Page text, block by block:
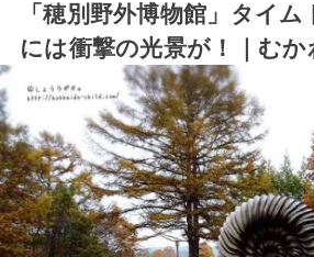
「穂別野外博物館」タイ
には衝撃の光景が！｜むか